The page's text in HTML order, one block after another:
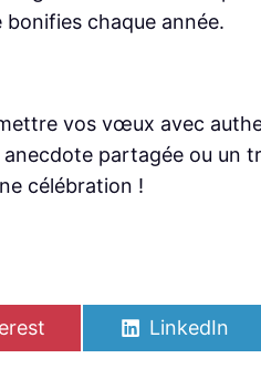
chaque année.
vos vœux avec
partagée ou un
célébration !
S
h
LinkedIn